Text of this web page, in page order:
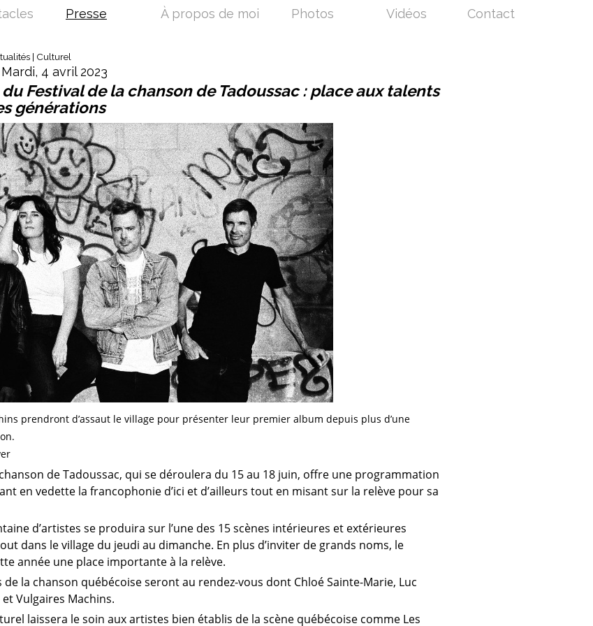
| Culturel
4 avril 2023
Festival de la chanson de Tadoussac : place aux talents
générations
prendront d’assaut le village pour présenter leur premier album depuis plus d’une
de Tadoussac, qui se déroulera du 15 au 18 juin, offre une programmation
en vedette la francophonie d’ici et d’ailleurs tout en misant sur la relève pour sa
d’artistes se produira sur l’une des 15 scènes intérieures et extérieures
dans le village du jeudi au dimanche. En plus d’inviter de grands noms, le
année une place importante à la relève.
la chanson québécoise seront au rendez-vous dont Chloé Sainte-Marie, Luc
Vulgaires Machins.
laissera le soin aux artistes bien établis de la scène québécoise comme Les
Presse À propos de moi Photos Vidéos Contact